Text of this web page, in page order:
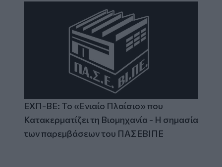
ΕΧΠ-ΒΕ: Το «Ενιαίο Πλαίσιο» που
Κατακερματίζει τη Βιομηχανία - Η σημασία
των παρεμβάσεων του ΠΑΣΕΒΙΠΕ